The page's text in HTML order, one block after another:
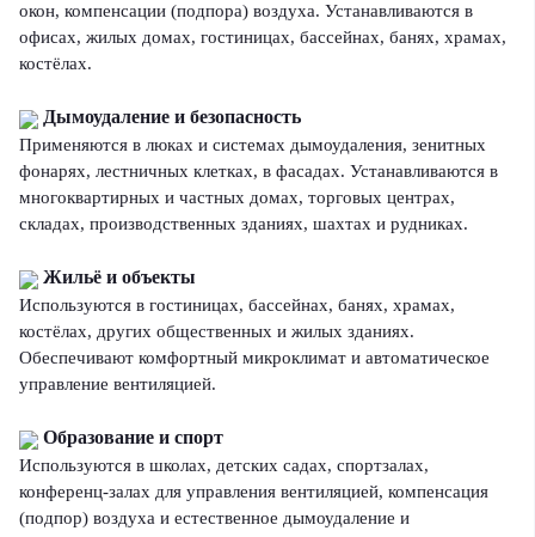
окон, компенсации (подпора) воздуха. Устанавливаются в
офисах, жилых домах, гостиницах, бассейнах, банях, храмах,
костёлах.
Дымоудаление и безопасность
Применяются в люках и системах дымоудаления, зенитных
фонарях, лестничных клетках, в фасадах. Устанавливаются в
многоквартирных и частных домах, торговых центрах,
складах, производственных зданиях, шахтах и рудниках.
Жильё и объекты
Используются в гостиницах, бассейнах, банях, храмах,
костёлах, других общественных и жилых зданиях.
Обеспечивают комфортный микроклимат и автоматическое
управление вентиляцией.
Образование и спорт
Используются в школах, детских садах, спортзалах,
конференц-залах для управления вентиляцией, компенсация
(подпор) воздуха и естественное дымоудаление и